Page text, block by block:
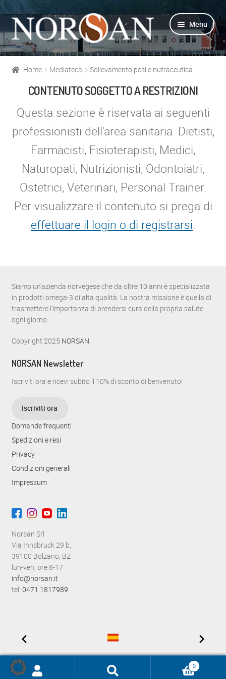
Vai
alla
navigazione
Vai
al
contenuto
Menu
Info Omega-3
Supporto
Per Esperti
Home Mediateca Sollevamento pesi e nutraceutica
CONTENUTO SOGGETTO A RESTRIZIONI
Questa sezione è riservata ai seguenti
professionisti dell'area sanitaria: Dietisti,
Farmacisti, Fisioterapisti, Medici,
Naturopati, Nutrizionisti, Odontoiatri,
Ostetrici, Veterinari, Personal Trainer.
Per visualizzare il contenuto si prega di
effettuare il login o di registrarsi.
Siamo un’azienda norvegese che da oltre 10 anni è specializzata
in prodotti omega-3 di alta qualità. La nostra missione è quella di
trasmettere l’importanza di prendersi cura della propria salute
ogni giorno.
Copyright 2025 NORSAN
NORSAN Newsletter
Iscriviti ora e ricevi subito il 10% di sconto di benvenuto!
Iscriviti ora
Domande frequenti
Spedizioni e resi
Privacy
Condizioni generali
Impressum
Norsan Srl
Via Innsbruck 29 b,
39100 Bolzano, BZ
lun-ven, ore 8-17
info@norsan.it
tel: 0471 1817989
Ricerca
0